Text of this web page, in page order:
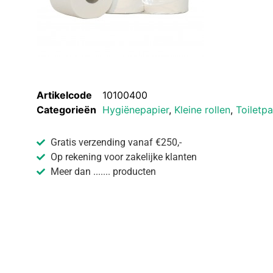
Artikelcode
10100400
Categorieën Hygiënepapier, Kleine rollen,
Gratis verzending vanaf €250,-
Op rekening voor zakelijke klanten
Meer dan ....... producten